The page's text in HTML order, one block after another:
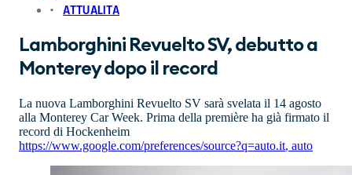
ATTUALITA
Lamborghini Revuelto SV, debutto a
Monterey dopo il record
La nuova Lamborghini Revuelto SV sarà svelata il 14 agosto
alla Monterey Car Week. Prima della première ha già firmato il
record di Hockenheim
https://www.google.com/preferences/source?q=auto.it, auto